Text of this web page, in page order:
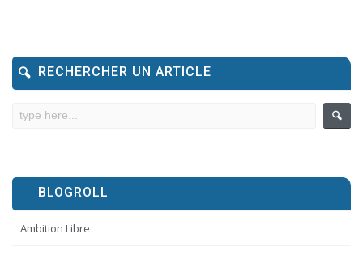
RECHERCHER UN ARTICLE
BLOGROLL
Ambition Libre